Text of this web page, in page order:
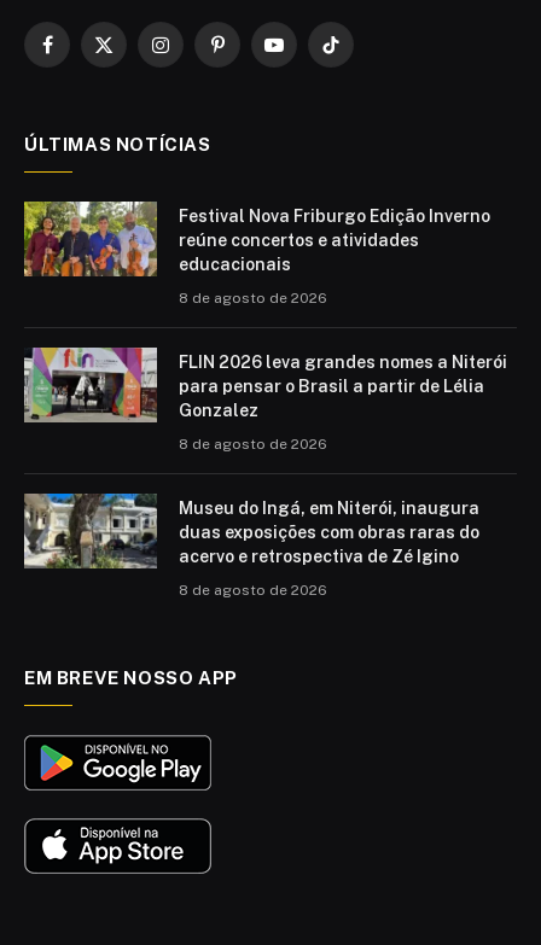
Facebook
X
InstagramPinterestYouTubeTikTok
ÚLTIMAS NOTÍCIAS
Festival Nova Friburgo Edição Inverno
reúne concertos e atividades
educacionais
8 de agosto de 2026
FLIN 2026 leva grandes nomes a Niterói
para pensar o Brasil a partir de Lélia
Gonzalez
8 de agosto de 2026
Museu do Ingá, em Niterói, inaugura
duas exposições com obras raras do
acervo e retrospectiva de Zé Igino
8 de agosto de 2026
EM BREVE NOSSO APP